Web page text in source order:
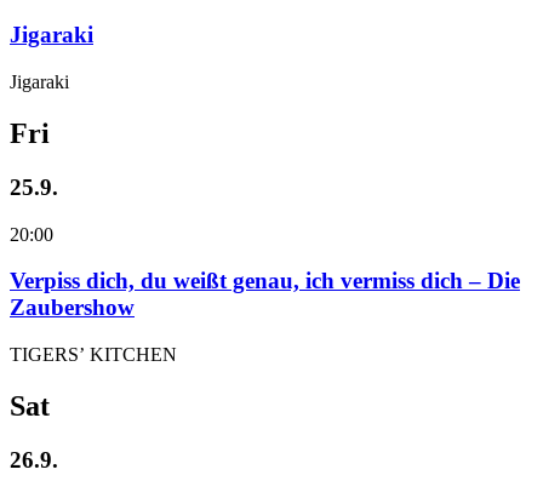
Jigaraki
Jigaraki
Fri
25.9.
20:00
Verpiss dich, du weißt genau, ich vermiss dich – Die
Zaubershow
TIGERS’ KITCHEN
Sat
26.9.